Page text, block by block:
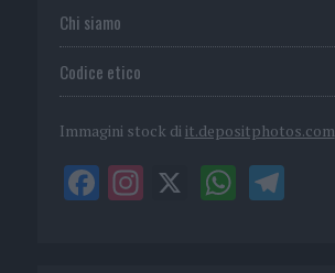
Chi siamo
Codice etico
Immagini stock di it.depositphotos.com